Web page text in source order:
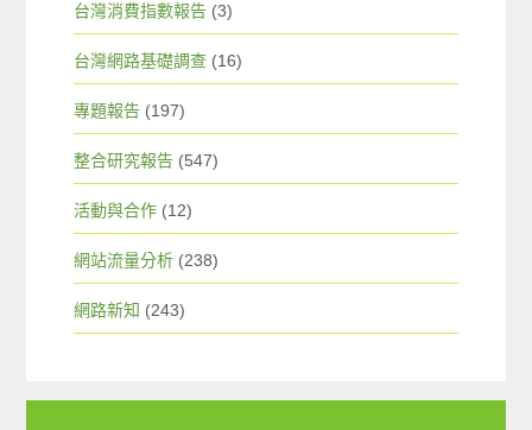
台灣消費指數報告 (3)
台灣網路基礎調查 (16)
專題報告 (197)
整合研究報告 (547)
活動與合作 (12)
網站流量分析 (238)
網路新知 (243)